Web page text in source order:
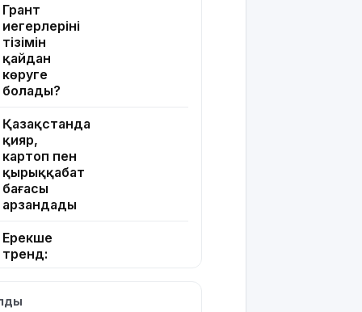
Грант
иегерлерінің
тізімін
қайдан
көруге
болады?
Қазақстанда
қияр,
картоп пен
қырыққабат
бағасы
арзандады
Ерекше
тренд:
сатып